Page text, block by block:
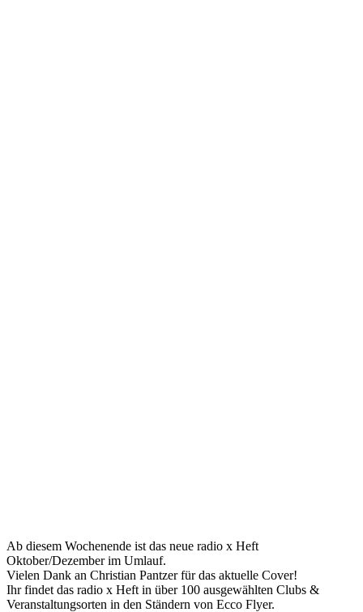
Ab diesem Wochenende ist das neue radio x Heft
Oktober/Dezember im Umlauf.
Vielen Dank an Christian Pantzer für das aktuelle Cover!
Ihr findet das radio x Heft in über 100 ausgewählten Clubs &
Veranstaltungsorten in den Ständern von Ecco Flyer.